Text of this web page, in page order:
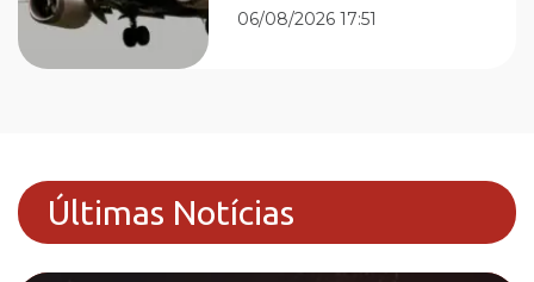
06/08/2026 17:51
Últimas Notícias